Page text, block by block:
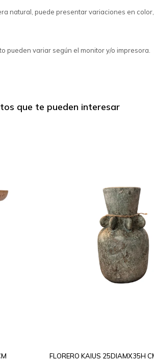
natural, puede presentar variaciones en
pueden variar según el monitor y/o impresora.
que te pueden interesar
FLORERO KAIUS 25DIAMX35H